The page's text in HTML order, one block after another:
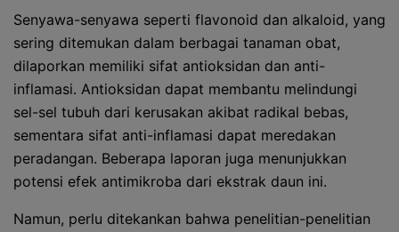
Senyawa-senyawa seperti flavonoid dan alkaloid, yang
sering ditemukan dalam berbagai tanaman obat,
dilaporkan memiliki sifat antioksidan dan anti-
inflamasi. Antioksidan dapat membantu melindungi
sel-sel tubuh dari kerusakan akibat radikal bebas,
sementara sifat anti-inflamasi dapat meredakan
peradangan. Beberapa laporan juga menunjukkan
potensi efek antimikroba dari ekstrak daun ini.
Namun, perlu ditekankan bahwa penelitian-penelitian